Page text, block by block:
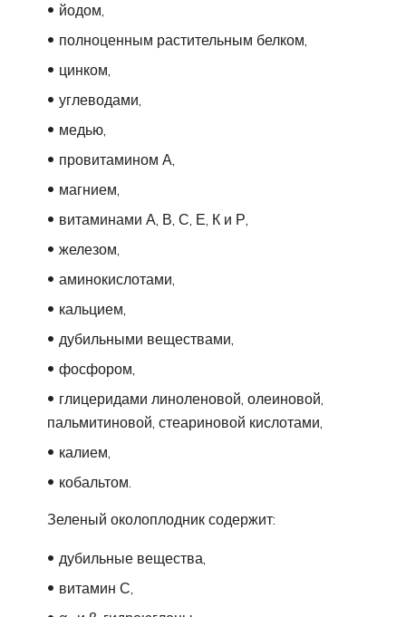
йодом,
полноценным растительным белком,
цинком,
углеводами,
медью,
провитамином А,
магнием,
витаминами А, В, С, Е, К и Р,
железом,
аминокислотами,
кальцием,
дубильными веществами,
фосфором,
глицеридами линоленовой, олеиновой,
пальмитиновой, стеариновой кислотами,
калием,
кобальтом.
Зеленый околоплодник содержит:
дубильные вещества,
витамин С,